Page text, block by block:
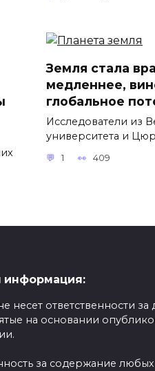
Земля стала
медленнее,
глобальное
Исследователи из
университета и
1 409
информация:
несет ответственности за
на основании
за содержание любых